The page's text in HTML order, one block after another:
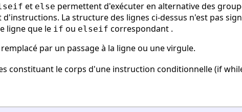
et else permettent d'exécuter en alternative des
La structure des lignes ci-dessus n'est pas
ligne que le if ou elseif correspondant .
par un passage à la ligne ou une virgule.
constituant le corps d'une instruction conditionnelle (if